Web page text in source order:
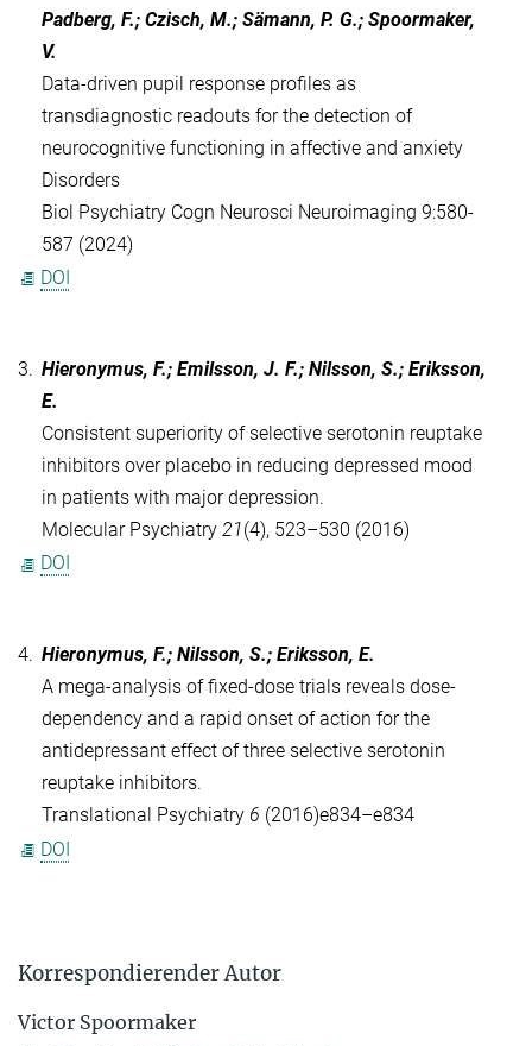
Padberg, F.; Czisch, M.; Sämann, P. G.; Spoormaker,
V.
Data-driven pupil response profiles as
transdiagnostic readouts for the detection of
neurocognitive functioning in affective and anxiety
Disorders
Biol Psychiatry Cogn Neurosci Neuroimaging 9:580-
587 (2024)
DOI
3. Hieronymus, F.; Emilsson, J. F.; Nilsson, S.; Eriksson,
E.
Consistent superiority of selective serotonin reuptake
inhibitors over placebo in reducing depressed mood
in patients with major depression.
Molecular Psychiatry 21(4), 523–530 (2016)
DOI
4. Hieronymus, F.; Nilsson, S.; Eriksson, E.
A mega-analysis of fixed-dose trials reveals dose-
dependency and a rapid onset of action for the
antidepressant effect of three selective serotonin
reuptake inhibitors.
Translational Psychiatry 6 (2016)e834–e834
DOI
Korrespondierender Autor
Victor Spoormaker